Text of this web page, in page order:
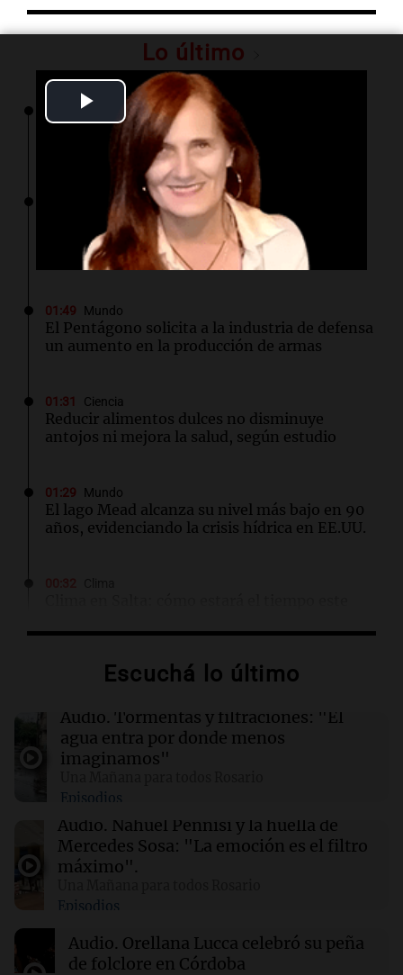
Play
Video
Lo último
Mundo
Más de 1.300 vuelos cancelados en Shanghái
ante la llegada del tifón Dolphin
Tecnología
Airbnb acelera el lanzamiento de funciones
gracias a la inteligencia artificial en su
búsqueda
01:49 Mundo
El Pentágono solicita a la industria de defensa
un aumento en la producción de armas
01:31 Ciencia
Reducir alimentos dulces no disminuye
antojos ni mejora la salud, según estudio
01:29 Mundo
El lago Mead alcanza su nivel más bajo en 90
años, evidenciando la crisis hídrica en EE.UU.
Clima
este domingo 9 de agosto
00:21 Clima
este domingo 9 de agosto
00:16 Clima
Clima en Santa Fe: cómo estará el tiempo este
Escuchá lo último
Audio. Tormentas y filtraciones: "El
agua entra por donde menos
imaginamos"
Episodios
Audio. Nahuel Pennisi y la huella de
Mercedes Sosa: "La emoción es el filtro
máximo".
Episodios
Audio. Orellana Lucca celebró su peña
de folclore en Córdoba